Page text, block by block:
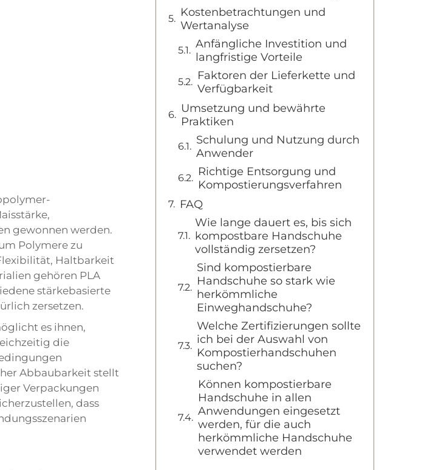
gewonnen werden.
Polymere zu
Haltbarkeit
gehören PLA
stärkebasierte
zersetzen.
es ihnen,
die
Abbaubarkeit stellt
Verpackungen
dass
Kostenbetrachtungen und
Wertanalyse
Anfängliche Investition und
langfristige Vorteile
Faktoren der Lieferkette und
Verfügbarkeit
Umsetzung und bewährte
Praktiken
Schulung und Nutzung durch
Anwender
Richtige Entsorgung und
Kompostierungsverfahren
FAQ
Wie lange dauert es, bis sich
kompostbare Handschuhe
vollständig zersetzen?
Sind kompostierbare
Handschuhe so stark wie
herkömmliche
Einweghandschuhe?
Welche Zertifizierungen sollte
ich bei der Auswahl von
Kompostierhandschuhen
suchen?
Können kompostierbare
Handschuhe in allen
Anwendungen eingesetzt
werden, für die auch
herkömmliche Handschuhe
verwendet werden